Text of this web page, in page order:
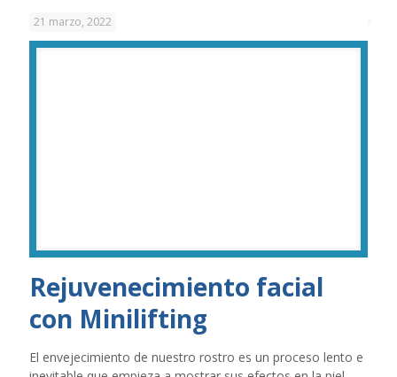
21 marzo, 2022
Rejuvenecimiento facial
con Minilifting
El envejecimiento de nuestro rostro es un proceso lento e